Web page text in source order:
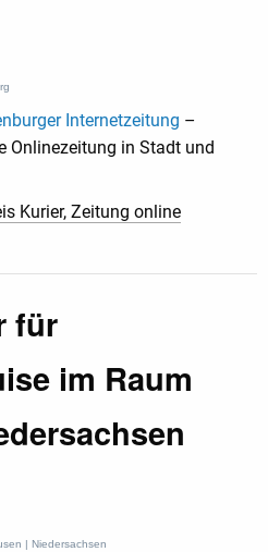
Internetzeitung –
Onlinezeitung in Stadt und
Kurier, Zeitung online
für
im Raum
| Niedersachsen